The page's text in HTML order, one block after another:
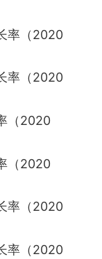
率（2020
率（2020
（2020
（2020
率（2020
率（2020